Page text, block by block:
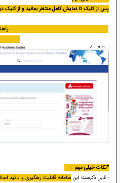
پس از کلیک تا نمایش کامل منتظر بمانید و از کلیک
*نکات خیلی مهم :
- قابل ذکرست این سامانه قابلیت رهگیری و تائید